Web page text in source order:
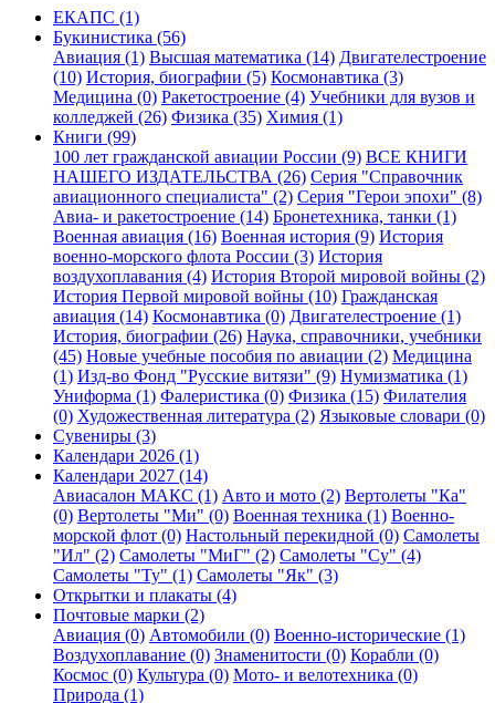
ЕКАПС (1)
Букинистика (56)
Авиация (1) Высшая математика (14) Двигателестроение
(10) История, биографии (5) Космонавтика (3)
Медицина (0) Ракетостроение (4) Учебники для вузов и
колледжей (26) Физика (35) Химия (1)
Книги (99)
100 лет гражданской авиации России (9) ВСЕ КНИГИ
НАШЕГО ИЗДАТЕЛЬСТВА (26) Серия "Справочник
авиационного специалиста" (2) Серия "Герои эпохи" (8)
Авиа- и ракетостроение (14) Бронетехника, танки (1)
Военная авиация (16) Военная история (9) История
военно-морского флота России (3) История
воздухоплавания (4) История Второй мировой войны (2)
История Первой мировой войны (10) Гражданская
авиация (14) Космонавтика (0) Двигателестроение (1)
История, биографии (26) Наука, справочники, учебники
(45) Новые учебные пособия по авиации (2) Медицина
(1) Изд-во Фонд "Русские витязи" (9) Нумизматика (1)
Униформа (1) Фалеристика (0) Физика (15) Филателия
(0) Художественная литература (2) Языковые словари (0)
Сувениры (3)
Календари 2026 (1)
Календари 2027 (14)
Авиасалон МАКС (1) Авто и мото (2) Вертолеты "Ка"
(0) Вертолеты "Ми" (0) Военная техника (1) Военно-
морской флот (0) Настольный перекидной (0) Самолеты
"Ил" (2) Самолеты "МиГ" (2) Самолеты "Су" (4)
Самолеты "Ту" (1) Самолеты "Як" (3)
Открытки и плакаты (4)
Почтовые марки (2)
Авиация (0) Автомобили (0) Военно-исторические (1)
Воздухоплавание (0) Знаменитости (0) Корабли (0)
Космос (0) Культура (0) Мото- и велотехника (0)
Природа (1)